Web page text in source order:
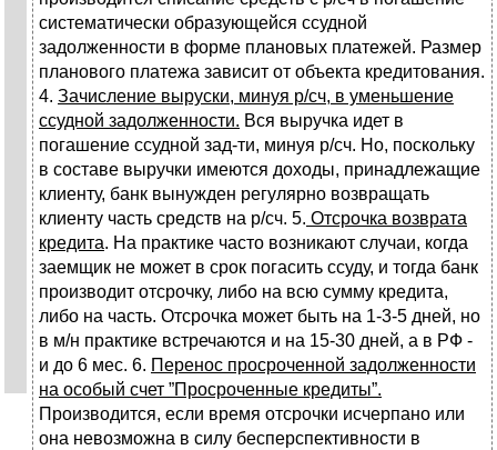
систематически образующейся ссудной
задолженности в форме плановых платежей. Размер
планового платежа зависит от объекта кредитования.
4. Зачисление выруски, минуя р/сч, в уменьшение
ссудной задолженности. Вся выручка идет в
погашение ссудной зад-ти, минуя р/сч. Но, поскольку
в составе выручки имеются доходы, принадлежащие
клиенту, банк вынужден регулярно возвращать
клиенту часть средств на р/сч. 5. Отсрочка возврата
кредита. На практике часто возникают случаи, когда
заемщик не может в срок погасить ссуду, и тогда банк
производит отсрочку, либо на всю сумму кредита,
либо на часть. Отсрочка может быть на 1-3-5 дней, но
в м/н практике встречаются и на 15-30 дней, а в РФ -
и до 6 мес. 6. Перенос просроченной задолженности
на особый счет ”Просроченные кредиты”.
Производится, если время отсрочки исчерпано или
она невозможна в силу бесперспективности в